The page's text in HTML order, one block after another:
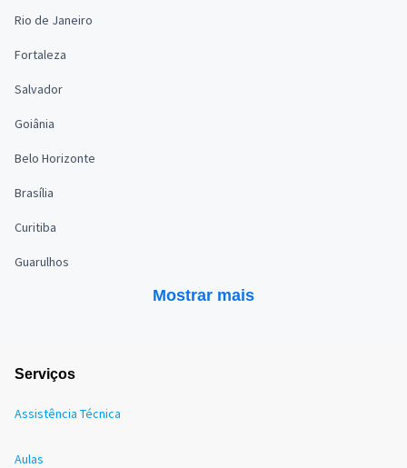
Rio de Janeiro
Fortaleza
Salvador
Goiânia
Belo Horizonte
Brasília
Curitiba
Guarulhos
Mostrar mais
Serviços
Assistência Técnica
Aulas